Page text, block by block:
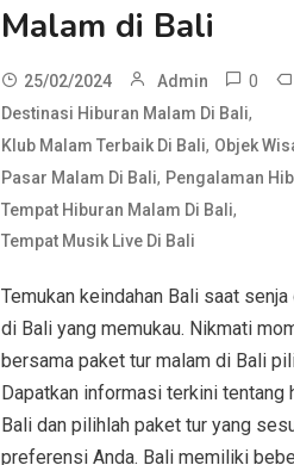
Malam di Bali
25/02/2024 Admin 0
Destinasi Hiburan Malam Di Bali,
Klub Malam Terbaik Di Bali, Objek
Pasar Malam Di Bali, Pengalaman
Tempat Hiburan Malam Di Bali,
Tempat Musik Live Di Bali
Temukan keindahan Bali saat
di Bali yang memukau. Nikmati
bersama paket tur malam di Bali
Dapatkan informasi terkini tentang
Bali dan pilihlah paket tur yang
preferensi Anda. Bali memiliki